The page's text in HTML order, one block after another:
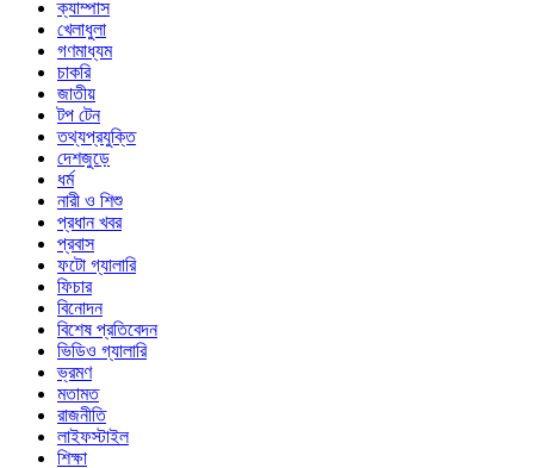
ক্যাম্পাস
খেলাধুলা
গণমাধ্যম
চাকরি
জাতীয়
টপ টেন
তথ্যপ্রযুক্তি
দেশজুড়ে
ধর্ম
নারী ও শিশু
প্রধান খবর
প্রবাস
ফটো গ্যালারি
ফিচার
বিনোদন
বিশেষ প্রতিবেদন
ভিডিও গ্যালারি
ভ্রমণ
মতামত
রাজনীতি
লাইফস্টাইল
শিক্ষা